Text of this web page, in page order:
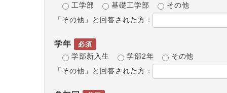
工学部
基礎工学部 その他
「その他」と回答された方：
学年 必須
学部新入生 学部2年 その他
「その他」と回答された方：